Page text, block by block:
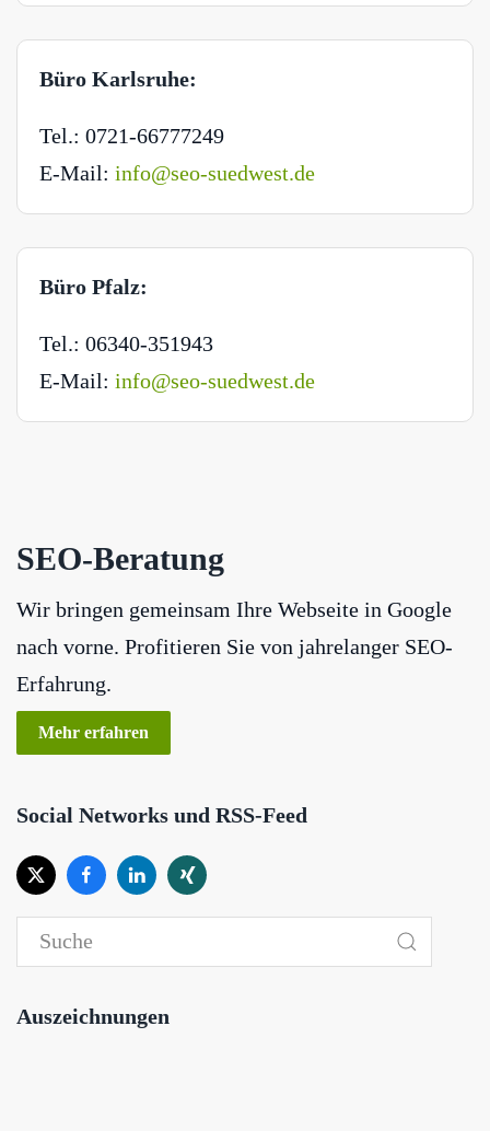
Büro Karlsruhe:
Tel.: 0721-66777249
E-Mail: info@seo-suedwest.de
Büro Pfalz:
Tel.: 06340-351943
E-Mail: info@seo-suedwest.de
SEO-Beratung
Wir bringen gemeinsam Ihre Webseite in Google
nach vorne. Profitieren Sie von jahrelanger SEO-
Erfahrung.
Mehr erfahren
Social Networks und RSS-Feed
Auszeichnungen